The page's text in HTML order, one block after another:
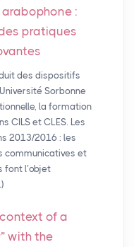
:
pratiques
des dispositifs
Sorbonne
la formation
CILS et CLES. Les
2013/2016 : les
communicatives et
font l’objet
of a
with the